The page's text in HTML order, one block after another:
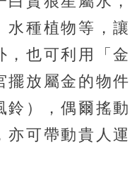
水種植物等，讓
，也可利用「金
擺放屬金的物件
鈴），偶爾搖動
亦可帶動貴人運